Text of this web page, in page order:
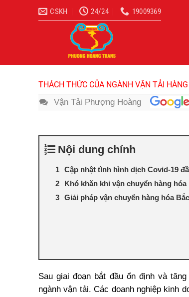
CSKH 24/24 19009369
THÁCH THỨC CỦA NGÀNH VẬN TẢI
Vận Tải Phượng Hoàng
Nội dung chính
Cập nhật tình hình dịch Covid-19
Khó khăn khi vận chuyển hàng
Giải pháp vận chuyển hàng hóa
Sau giai đoạn bắt đầu ổn định và
ngành vận tải. Các doanh nghiệp kinh